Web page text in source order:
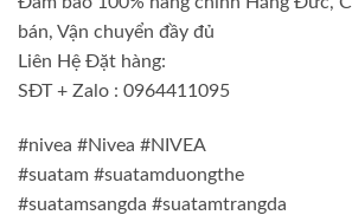
bán, Vận chuyển đầy đủ
Liên Hệ Đặt hàng:
SĐT + Zalo : 0964411095
#nivea #Nivea #NIVEA
#suatam #suatamduongthe
#suatamsangda #suatamtrangda